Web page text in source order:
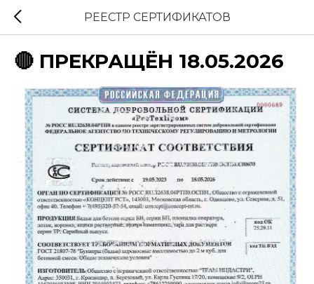
РЕЕСТР СЕРТИФИКАТОВ
🔴 ПРЕКРАЩЁН 18.05.2026